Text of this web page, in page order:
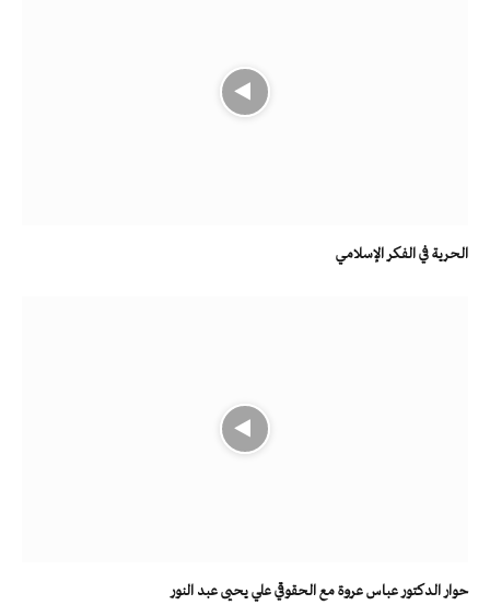
الحرية في الفكر الإسلامي
حوار الدكتور عباس عروة مع الحقوقي علي يحيى عبد النور